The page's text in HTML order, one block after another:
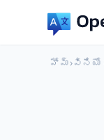
హోమ్›